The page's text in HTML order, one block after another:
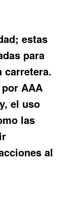
estas
para
carretera.
AAA
el uso
las
al